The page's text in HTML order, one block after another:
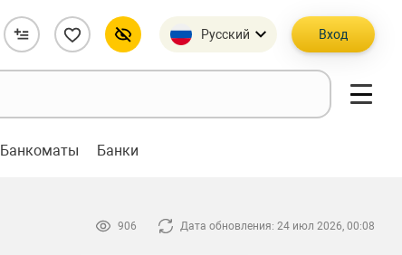
Русский Вход
Банкоматы Банки
906 Дата обновления: 24 июл 2026, 00:08